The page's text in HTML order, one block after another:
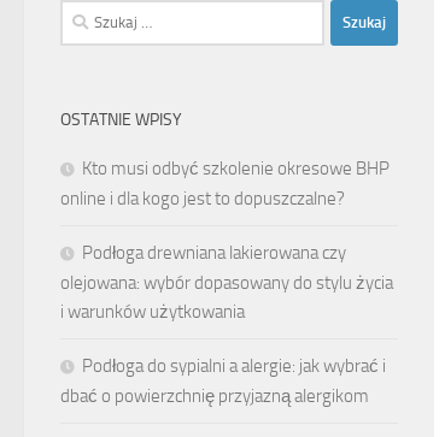
Szukaj:
OSTATNIE WPISY
Kto musi odbyć szkolenie okresowe BHP
online i dla kogo jest to dopuszczalne?
Podłoga drewniana lakierowana czy
olejowana: wybór dopasowany do stylu życia
i warunków użytkowania
Podłoga do sypialni a alergie: jak wybrać i
dbać o powierzchnię przyjazną alergikom